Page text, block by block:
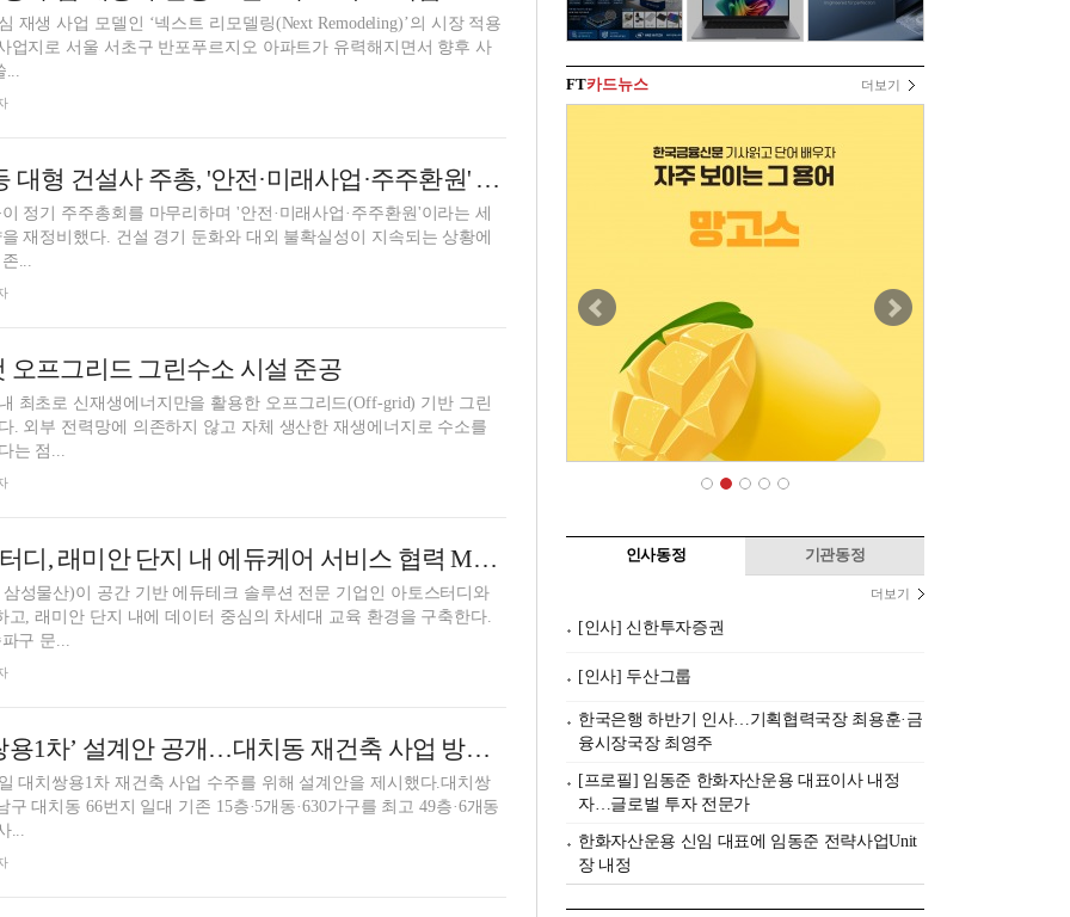
재생 사업 모델인 ‘넥스트 리모델링(Next Remodeling)’의 시장 적용
업지로 서울 서초구 반포푸르지오 아파트가 유력해지면서 향후 사
...
삼성·현대·대우 등 대형 건설사 주총, '안전·미래사업·주주환원' 3박자
정기 주주총회를 마무리하며 '안전·미래사업·주주환원'이라는 세
재정비했다. 건설 경기 둔화와 대외 불확실성이 지속되는 상황에
...
오프그리드 그린수소 시설 준공
최초로 신재생에너지만을 활용한 오프그리드(Off-grid) 기반 그린
. 외부 전력망에 의존하지 않고 자체 생산한 재생에너지로 수소를
는 점...
삼성물산·아토스터디, 래미안 단지 내 에듀케어 서비스 협력 MOU 체결
성물산)이 공간 기반 에듀테크 솔루션 전문 기업인 아토스터디와
고, 래미안 단지 내에 데이터 중심의 차세대 교육 환경을 구축한다.
구 문...
삼성물산, ‘대치쌍용1차’ 설계안 공개…대치동 재건축 사업 방향 제시
대치쌍용1차 재건축 사업 수주를 위해 설계안을 제시했다.대치쌍
대치동 66번지 일대 기존 15층·5개동·630가구를 최고 49층·6개동
...
FT카드뉴스 더보기
인사동정 기관동정
더보기
[인사] 신한투자증권
[인사] 두산그룹
한국은행 하반기 인사…기획협력국장 최용훈·금
융시장국장 최영주
[프로필] 임동준 한화자산운용 대표이사 내정
자…글로벌 투자 전문가
한화자산운용 신임 대표에 임동준 전략사업Unit
장 내정